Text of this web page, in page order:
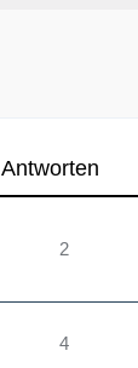
Antworten
2
4